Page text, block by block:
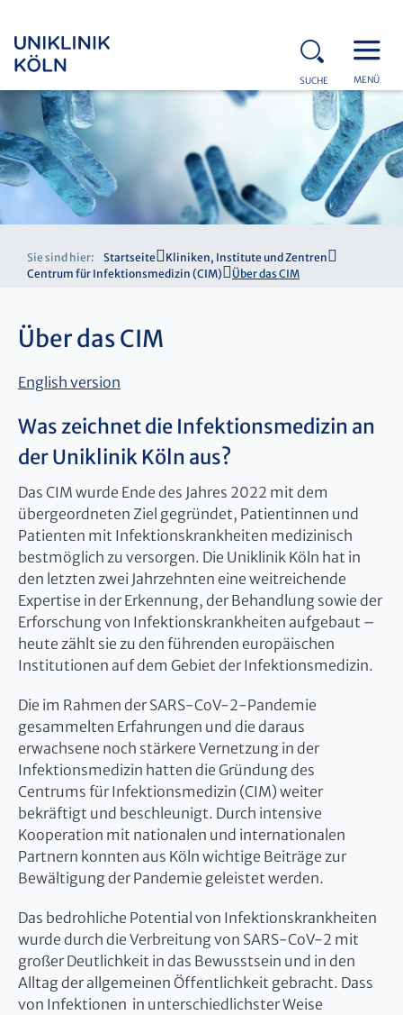
SUCHE MENÜ
Sie sind hier: Startseite
Kliniken, Institute und Zentren
Centrum für Infektionsmedizin (CIM)
Über das CIM
Über das CIM
English version
Was zeichnet die Infektionsmedizin an
der Uniklinik Köln aus?
Das CIM wurde Ende des Jahres 2022 mit dem
übergeordneten Ziel gegründet, Patientinnen und
Patienten mit Infektionskrankheiten medizinisch
bestmöglich zu versorgen. Die Uniklinik Köln hat in
den letzten zwei Jahrzehnten eine weitreichende
Expertise in der Erkennung, der Behandlung sowie der
Erforschung von Infektionskrankheiten aufgebaut –
heute zählt sie zu den führenden europäischen
Institutionen auf dem Gebiet der Infektionsmedizin.
Die im Rahmen der SARS-CoV-2-Pandemie
gesammelten Erfahrungen und die daraus
erwachsene noch stärkere Vernetzung in der
Infektionsmedizin hatten die Gründung des
Centrums für Infektionsmedizin (CIM) weiter
bekräftigt und beschleunigt. Durch intensive
Kooperation mit nationalen und internationalen
Partnern konnten aus Köln wichtige Beiträge zur
Bewältigung der Pandemie geleistet werden.
Das bedrohliche Potential von Infektionskrankheiten
wurde durch die Verbreitung von SARS-CoV-2 mit
großer Deutlichkeit in das Bewusstsein und in den
Alltag der allgemeinen Öffentlichkeit gebracht. Dass
von Infektionen in unterschiedlichster Weise